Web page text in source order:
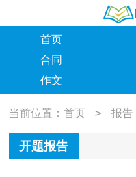
首页
合同
作文
当前位置：首页 > 报告
开题报告